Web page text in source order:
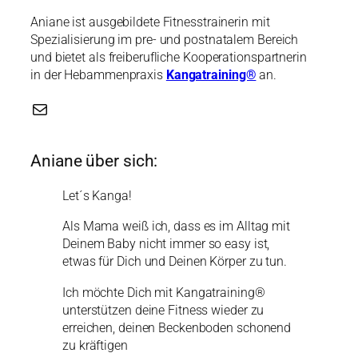
Aniane ist ausgebildete Fitnesstrainerin mit
Spezialisierung im pre- und postnatalem Bereich
und bietet als freiberufliche Kooperationspartnerin
in der Hebammenpraxis Kangatraining® an.
E-Mail
Aniane über sich:
Let´s Kanga!
Als Mama weiß ich, dass es im Alltag mit
Deinem Baby nicht immer so easy ist,
etwas für Dich und Deinen Körper zu tun.
Ich möchte Dich mit Kangatraining®
unterstützen deine Fitness wieder zu
erreichen, deinen Beckenboden schonend
zu kräftigen